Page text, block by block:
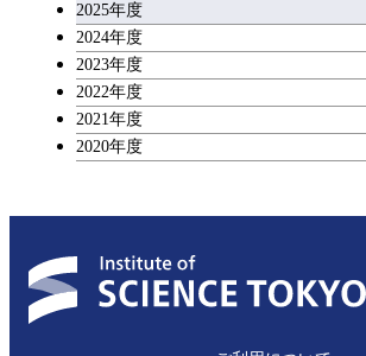
原子核工学コー
物質・情報卓越
2025年度
2024年度
2023年度
2022年度
2021年度
2020年度